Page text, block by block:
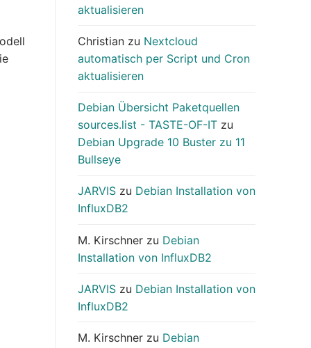
aktualisieren
Christian zu Nextcloud
automatisch per Script und Cron
aktualisieren
Debian Übersicht Paketquellen
sources.list - TASTE-OF-IT zu
Debian Upgrade 10 Buster zu 11
Bullseye
JARVIS zu Debian Installation von
InfluxDB2
M. Kirschner zu Debian
Installation von InfluxDB2
JARVIS zu Debian Installation von
InfluxDB2
M. Kirschner zu Debian